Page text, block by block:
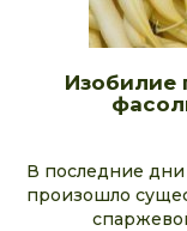
Изобилие
В последние
произошло